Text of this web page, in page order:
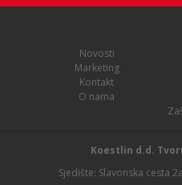
Novosti
Marketing
Kontakt
O nama
Koestlin d.d.
Sjedište: Slavonska cesta